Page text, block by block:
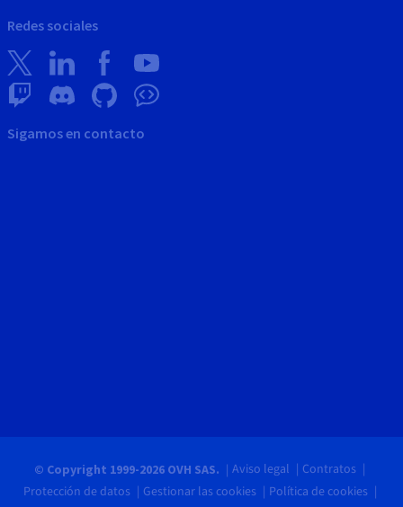
Redes sociales
Sigamos en contacto
© Copyright 1999-2026 OVH SAS. Aviso legal
Contratos
Protección de datos
Gestionar las cookies
Política de cookies